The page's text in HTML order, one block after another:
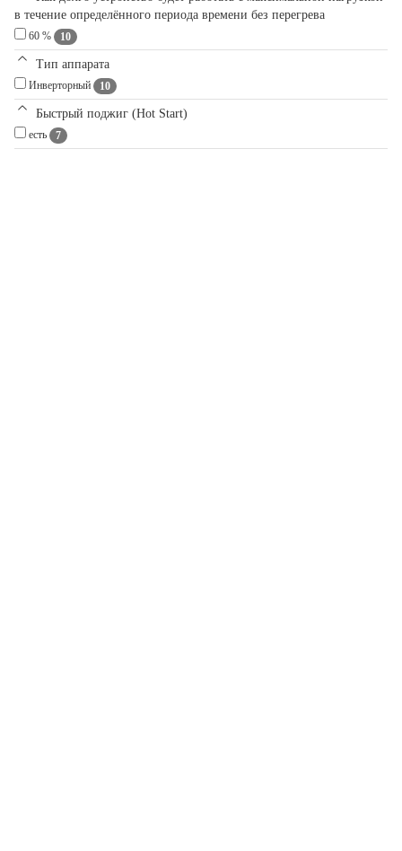
в течение определённого периода времени без перегрева
60 % 10
Тип аппарата
Инверторный 10
Быстрый поджиг (Hot Start)
есть 7